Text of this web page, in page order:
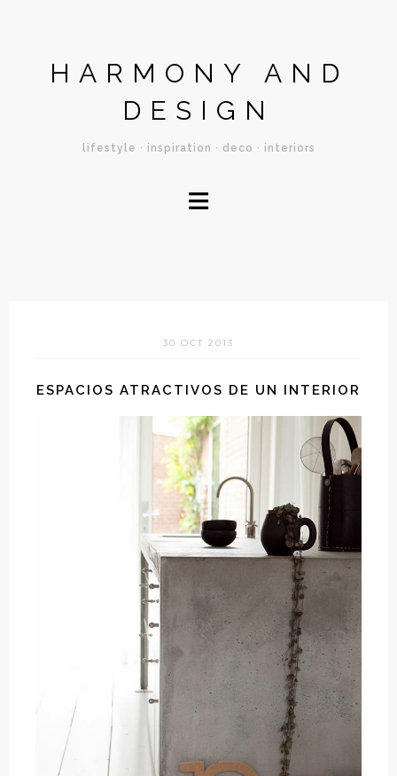
HARMONY AND
DESIGN
lifestyle · inspiration · deco · interiors
≡
30 OCT 2013
ESPACIOS ATRACTIVOS DE UN INTERIOR